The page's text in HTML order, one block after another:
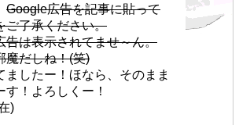
Google広告を記事に貼って
ご了承ください。
告は表示されてませ～ん。
魔だしね！(笑)
ましたー！ほなら、そのまま
す！よろしくー！
)